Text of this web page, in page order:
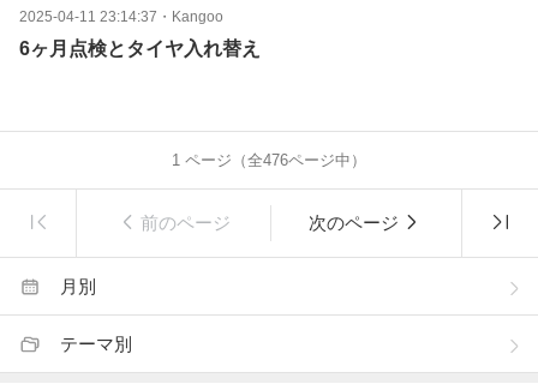
2025-04-11 23:14:37 ・ Kangoo
6ヶ月点検とタイヤ入れ替え
1 ページ（全476ページ中）
前のページ 次のページ
月別
テーマ別